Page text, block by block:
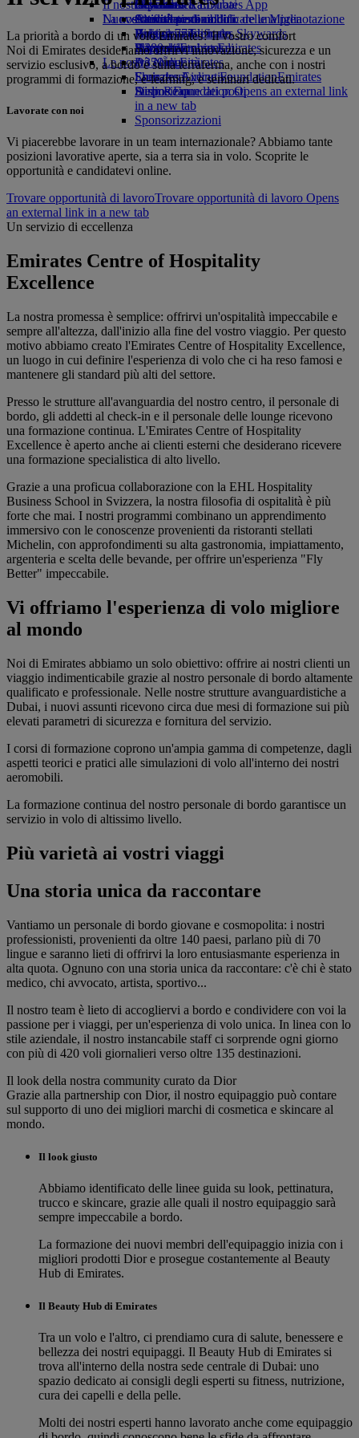
tab
Bevande
La nostra flotta
Boeing 777
A380 di Emirates
A350 di Emirates
Emirates Executive
Disposizione dei posti
Giocattoli
Attività per bambini
Il nostro pianeta
Attività sostenibili
Politica ambientale
Rapporti ambientali
Le nostre comunità
Emirates Airline FoundationEmirates
Airline Foundation Opens an external link
in a new tab
Sponsorizzazioni
Da Ginevra a Dubai
Nuove destinazioni
Helsinki
Hangzhou
Đà Nẵng
Shenzhen
Siem Reap
Skywards Rail
Strumento di calcolo delle Miglia
Accesso a Emirates Skywards
Skywards+
Cellulare ed Emirates App
Cancellare o modificare una prenotazione
Viaggio modificato
Informazioni su Emirates
La priorità a bordo di un volo Emirates? Il vostro comfort
Noi di Emirates desideriamo offrirvi innovazione, sicurezza e un
servizio esclusivo, a bordo e sulla terraferma, anche con i nostri
programmi di formazione, e-learning, e seminari dedicati.
Lavorate con noi
Vi piacerebbe lavorare in un team internazionale? Abbiamo tante
posizioni lavorative aperte, sia a terra sia in volo. Scoprite le
opportunità e candidatevi online.
Trovare opportunità di lavoroTrovare opportunità di lavoro Opens
an external link in a new tab
Un servizio di eccellenza
Emirates Centre of Hospitality
Excellence
La nostra promessa è semplice: offrirvi un'ospitalità impeccabile e
sempre all'altezza, dall'inizio alla fine del vostro viaggio. Per questo
motivo abbiamo creato l'Emirates Centre of Hospitality Excellence,
un luogo in cui definire l'esperienza di volo che ci ha reso famosi e
mantenere gli standard più alti del settore.
Presso le strutture all'avanguardia del nostro centro, il personale di
bordo, gli addetti al check-in e il personale delle lounge ricevono
una formazione continua. L'Emirates Centre of Hospitality
Excellence è aperto anche ai clienti esterni che desiderano ricevere
una formazione specialistica di alto livello.
Grazie a una proficua collaborazione con la EHL Hospitality
Business School in Svizzera, la nostra filosofia di ospitalità è più
forte che mai. I nostri programmi combinano un apprendimento
immersivo con le conoscenze provenienti da ristoranti stellati
Michelin, con approfondimenti su alta gastronomia, impiattamento,
argenteria e scelta delle bevande, per offrire un'esperienza "Fly
Better" impeccabile.
Vi offriamo l'esperienza di volo migliore
al mondo
Noi di Emirates abbiamo un solo obiettivo: offrire ai nostri clienti un
viaggio indimenticabile grazie al nostro personale di bordo altamente
qualificato e professionale. Nelle nostre strutture avanguardistiche a
Dubai, i nuovi assunti ricevono circa due mesi di formazione sui più
elevati parametri di sicurezza e fornitura del servizio.
I corsi di formazione coprono un'ampia gamma di competenze, dagli
aspetti teorici e pratici alle simulazioni di volo all'interno dei nostri
aeromobili.
La formazione continua del nostro personale di bordo garantisce un
servizio in volo di altissimo livello.
Più varietà ai vostri viaggi
Una storia unica da raccontare
Vantiamo un personale di bordo giovane e cosmopolita: i nostri
professionisti, provenienti da oltre 140 paesi, parlano più di 70
lingue e saranno lieti di offrirvi la loro entusiasmante esperienza in
alta quota. Ognuno con una storia unica da raccontare: c'è chi è stato
medico, chi avvocato, artista, sportivo...
Il nostro team è lieto di accogliervi a bordo e condividere con voi la
passione per i viaggi, per un'esperienza di volo unica. In linea con lo
stile aziendale, il nostro instancabile staff ci sorprende ogni giorno
con più di 420 voli giornalieri verso oltre 135 destinazioni.
Il look della nostra community curato da Dior
Grazie alla partnership con Dior, il nostro equipaggio può contare
sul supporto di uno dei migliori marchi di cosmetica e skincare al
mondo.
Il look giusto
Abbiamo identificato delle linee guida su look, pettinatura,
trucco e skincare, grazie alle quali il nostro equipaggio sarà
sempre impeccabile a bordo.
La formazione dei nuovi membri dell'equipaggio inizia con i
migliori prodotti Dior e prosegue costantemente al Beauty
Hub di Emirates.
Il Beauty Hub di Emirates
Tra un volo e l'altro, ci prendiamo cura di salute, benessere e
bellezza dei nostri equipaggi. Il Beauty Hub di Emirates si
trova all'interno della nostra sede centrale di Dubai: uno
spazio dedicato ai consigli degli esperti su fitness, nutrizione,
cura dei capelli e della pelle.
Molti dei nostri esperti hanno lavorato anche come equipaggio